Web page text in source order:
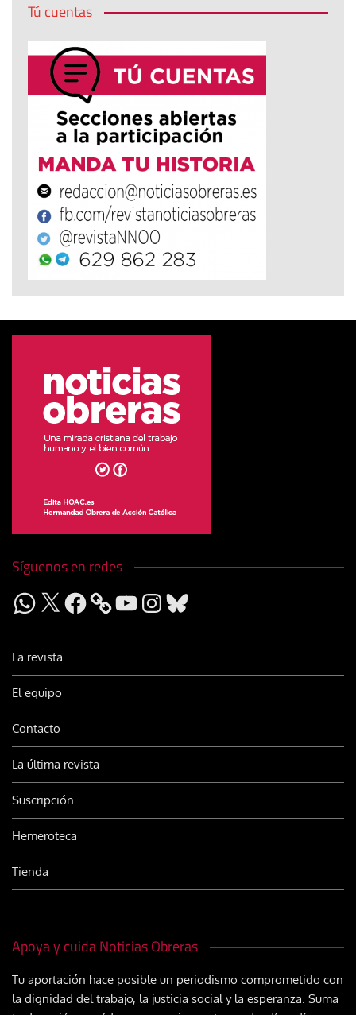
Tú cuentas
Síguenos en redes
WhatsApp
X Facebook YouTubeInstagram
Bluesky
La revista
El equipo
Contacto
La última revista
Suscripción
Hemeroteca
Tienda
Apoya y cuida Noticias Obreras
Tu aportación hace posible un periodismo comprometido con
la dignidad del trabajo, la justicia social y la esperanza. Suma